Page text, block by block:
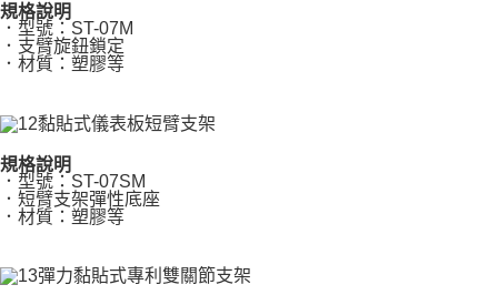
規格說明
．型號：ST-07M
．支臂旋鈕鎖定
．材質：塑膠等
規格說明
．型號：ST-07SM
．短臂支架彈性底座
．材質：塑膠等